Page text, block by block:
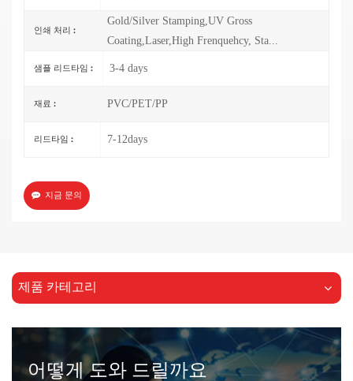
인쇄 처리 :
Gold/Silver Stamping,UV Gross
Coating,Laser,High Frenquehcy, Sta...
샘플 리드타임 : 3-4 days
재료 : PVC/PET/PP
리드타임 : 7-12days
지금 문의
제품 카테고리
어떻게 도와 드릴까요